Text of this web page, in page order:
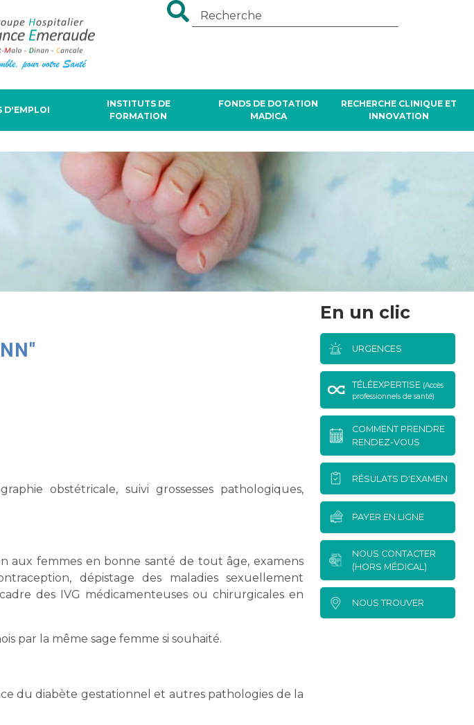
D'EMPLOI
INSTITUTS DE
FORMATION
FONDS DE DOTATION
MADICA
RECHERCHE CLINIQUE ET
INNOVATION
obstétricale, suivi grossesses pathologiques,
aux femmes en bonne santé de tout âge, examens
dépistage des maladies sexuellement
des IVG médicamenteuses ou chirurgicales en
par la même sage femme si souhaité.
du diabète gestationnel et autres pathologies de la
En un clic
URGENCES
TÉLÉEXPERTISE (Accès
professionnels de santé)
COMMENT PRENDRE
RENDEZ-VOUS
RÉSULATS D'EXAMEN
PAYER EN LIGNE
NOUS CONTACTER
(HORS MÉDICAL)
NOUS TROUVER